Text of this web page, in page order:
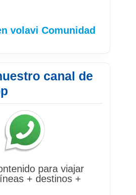
volavi Comunidad
canal de
para viajar
+ destinos +